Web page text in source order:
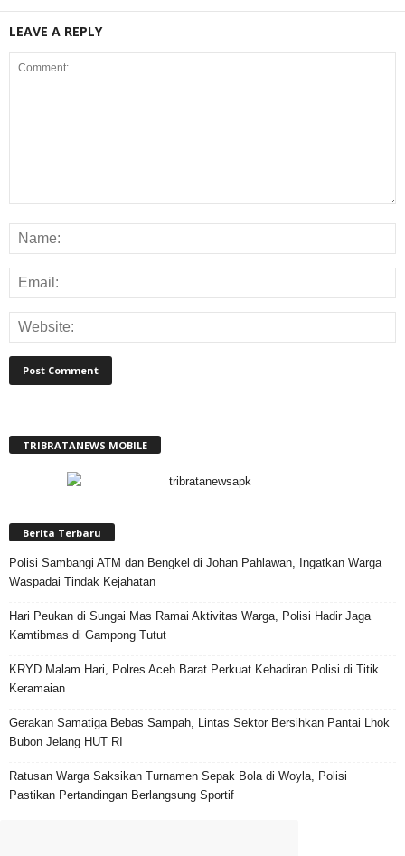
LEAVE A REPLY
TRIBRATANEWS MOBILE
Berita Terbaru
Polisi Sambangi ATM dan Bengkel di Johan Pahlawan, Ingatkan Warga
Waspadai Tindak Kejahatan
Hari Peukan di Sungai Mas Ramai Aktivitas Warga, Polisi Hadir Jaga
Kamtibmas di Gampong Tutut
KRYD Malam Hari, Polres Aceh Barat Perkuat Kehadiran Polisi di Titik
Keramaian
Gerakan Samatiga Bebas Sampah, Lintas Sektor Bersihkan Pantai Lhok
Bubon Jelang HUT RI
Ratusan Warga Saksikan Turnamen Sepak Bola di Woyla, Polisi
Pastikan Pertandingan Berlangsung Sportif